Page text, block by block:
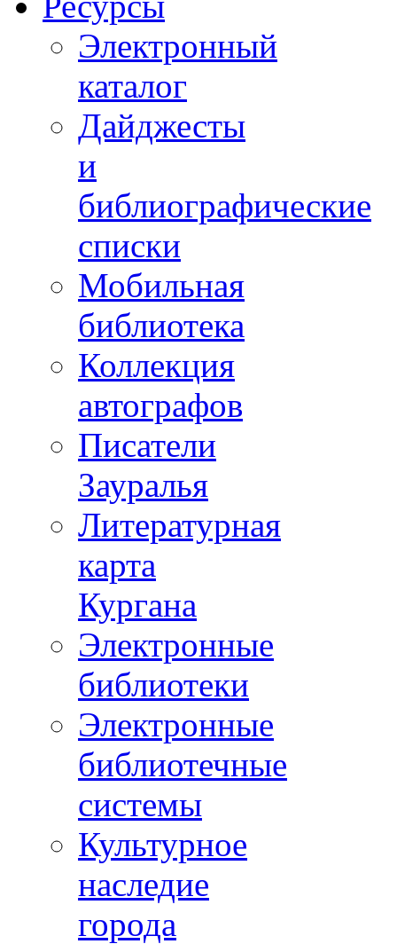
Электронный
каталог
Дайджесты
и
библиографические
списки
Мобильная
библиотека
Коллекция
автографов
Писатели
Зауралья
Литературная
карта
Кургана
Электронные
библиотеки
Электронные
библиотечные
системы
Культурное
наследие
города